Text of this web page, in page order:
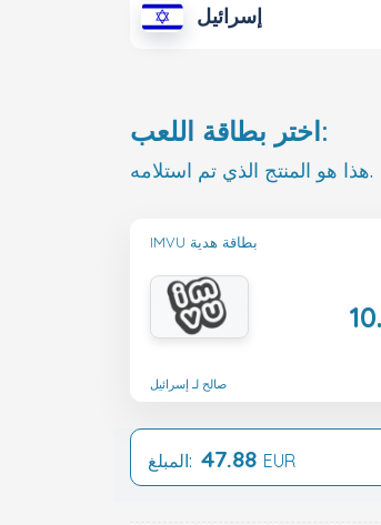
إسرائيل
اختر بطاقة اللعب:
هذا هو المنتج الذي تم استلامه.
IMVU بطاقة هدية
صالح لـ إسرائيل
المبلغ: 47.88 EUR